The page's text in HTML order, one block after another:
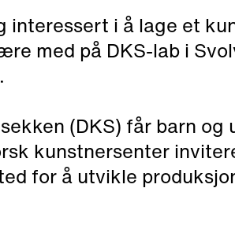
interessert i å lage et
med på DKS-lab i
(DKS) får barn og
kunstnersenter
for å utvikle